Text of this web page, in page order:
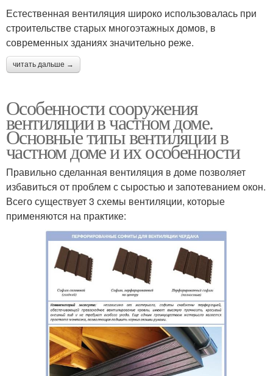
Естественная вентиляция широко использовалась при
строительстве старых многоэтажных домов, в
современных зданиях значительно реже.
читать дальше →
Особенности сооружения
вентиляции в частном доме.
Основные типы вентиляции в
частном доме и их особенности
Правильно сделанная вентиляция в доме позволяет
избавиться от проблем с сыростью и запотеванием окон.
Всего существует 3 схемы вентиляции, которые
применяются на практике: